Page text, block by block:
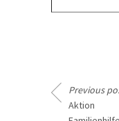
Previous
Aktion